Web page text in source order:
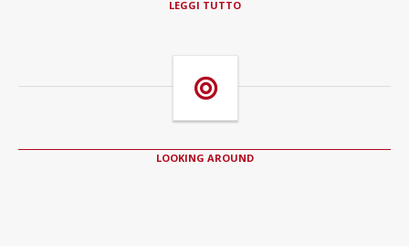
LEGGI TUTTO
LOOKING AROUND